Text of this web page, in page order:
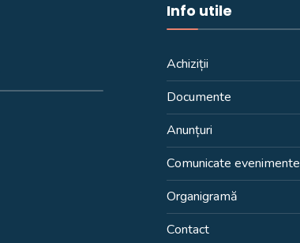
Info utile
Achiziții
Documente
Anunțuri
Comunicate evenimente
Organigramă
Contact